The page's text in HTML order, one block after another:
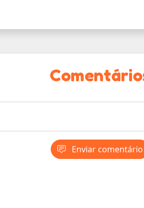
Enviar comentário